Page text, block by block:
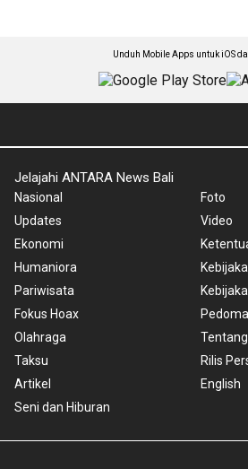
Unduh Mobile Apps untuk iOS
Jelajahi ANTARA News Bali
Nasional
Updates
Ekonomi
Humaniora
Pariwisata
Fokus Hoax
Olahraga
Taksu
Artikel
Seni dan Hiburan
Foto
Video
Rilis
English